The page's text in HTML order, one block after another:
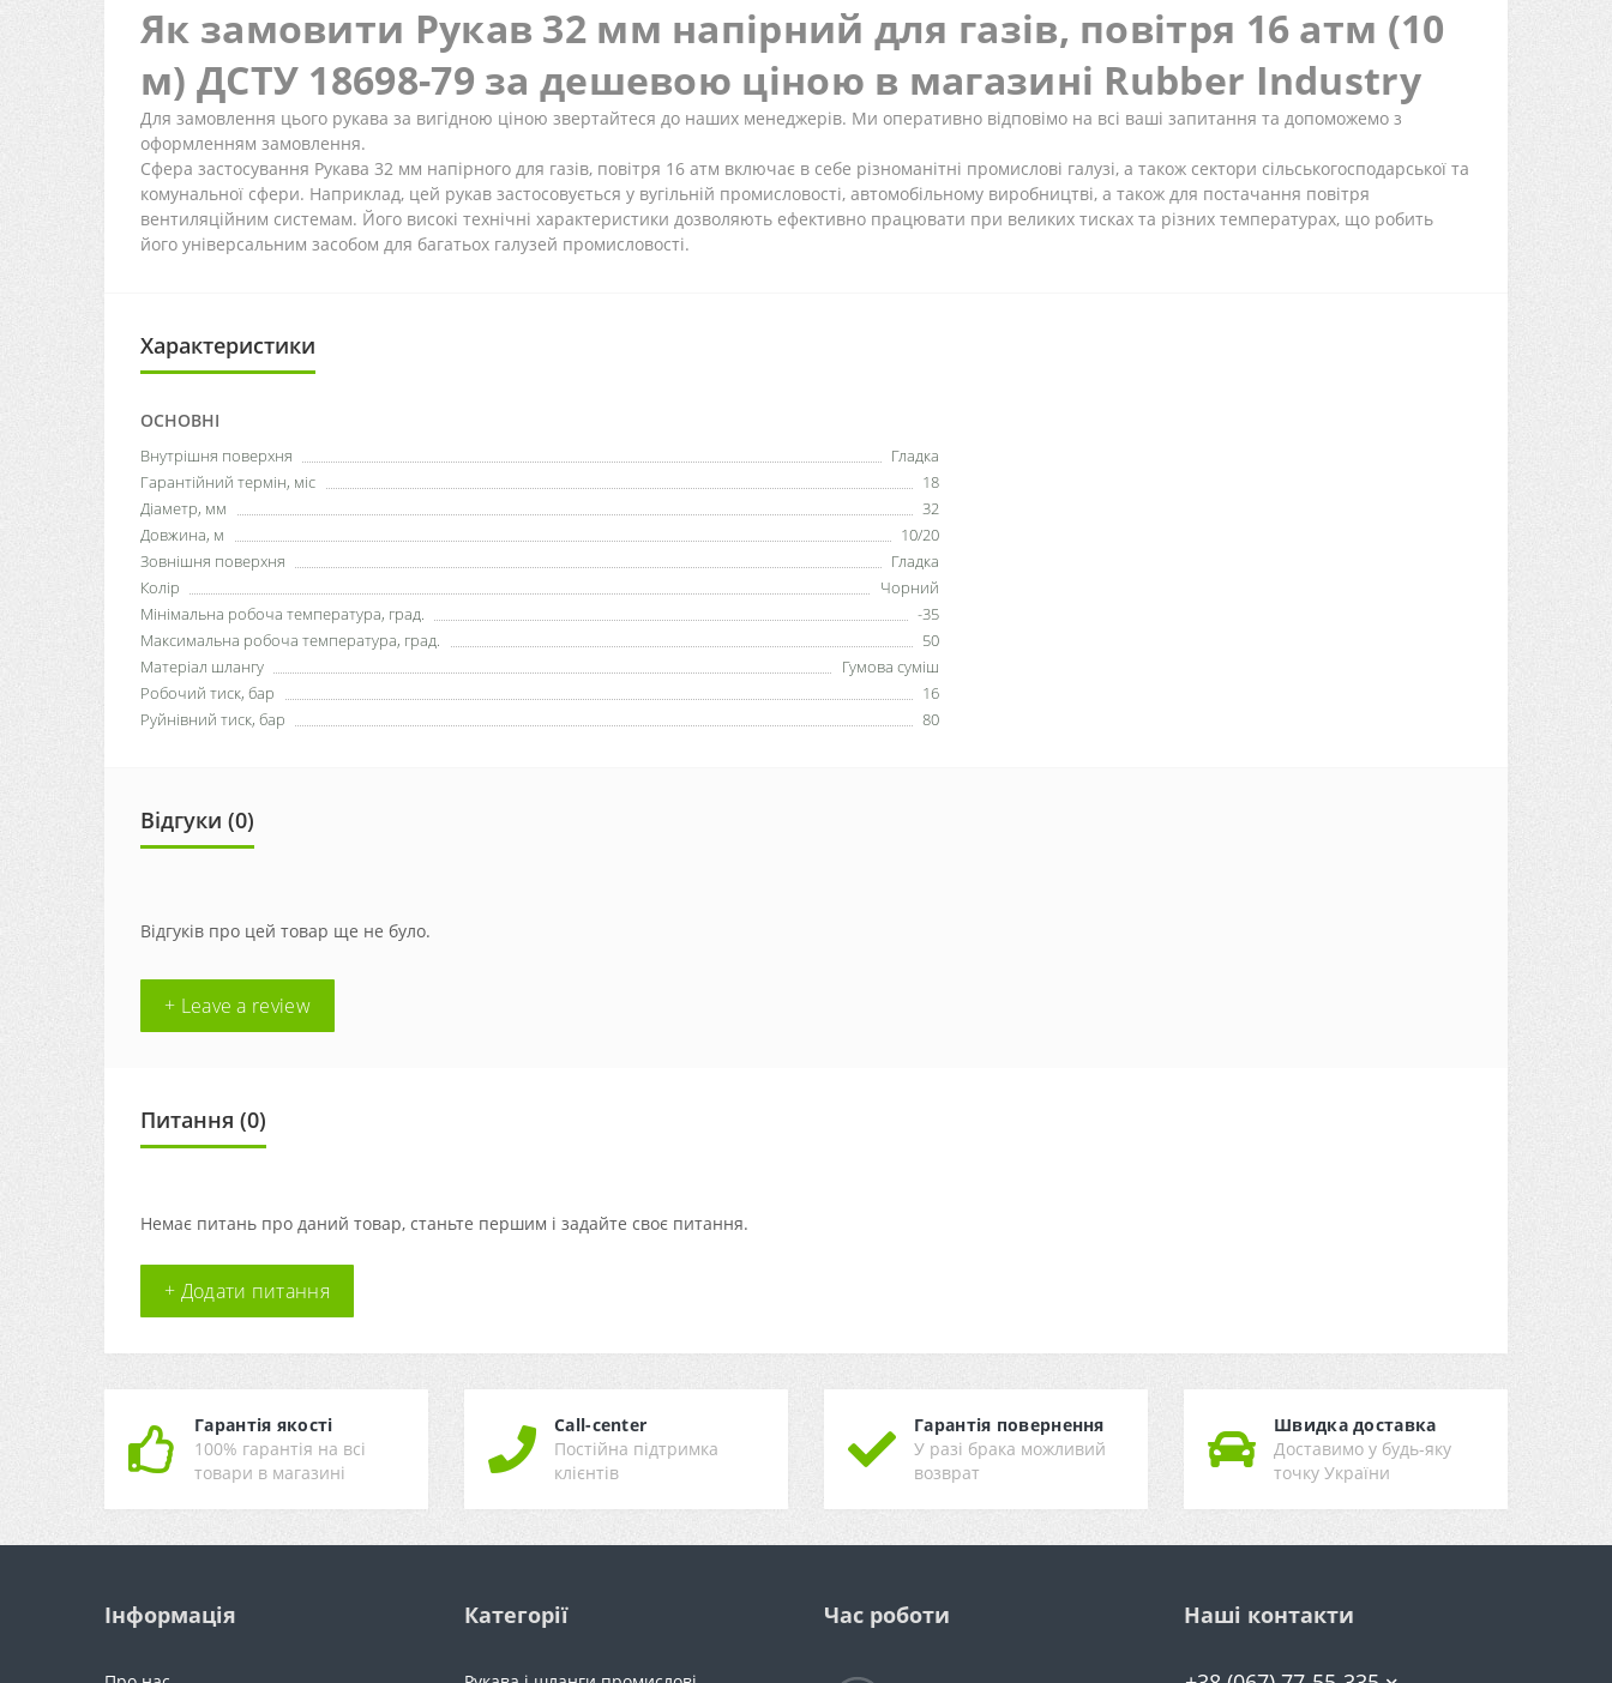
Як замовити Рукав 32 мм напірний для газів, повітря 16 атм (10
м) ДСТУ 18698-79 за дешевою ціною в магазині Rubber Industry
Для замовлення цього рукава за вигідною ціною звертайтеся до наших менеджерів. Ми оперативно відповімо на всі ваші запитання та допоможемо з
оформленням замовлення.
Сфера застосування Рукава 32 мм напірного для газів, повітря 16 атм включає в себе різноманітні промислові галузі, а також сектори сільськогосподарської та
комунальної сфери. Наприклад, цей рукав застосовується у вугільній промисловості, автомобільному виробництві, а також для постачання повітря
вентиляційним системам. Його високі технічні характеристики дозволяють ефективно працювати при великих тисках та різних температурах, що робить
його універсальним засобом для багатьох галузей промисловості.
Характеристики
ОСНОВНІ
Внутрішня поверхня
Гладка
Гарантійний термін, міс
18
Діаметр, мм
32
Довжина, м
10/20
Зовнішня поверхня
Гладка
Колір
Чорний
Мінімальна робоча температура, град.
-35
Максимальна робоча температура, град.
50
Матеріал шлангу
Гумова суміш
Робочий тиск, бар
16
Руйнівний тиск, бар
80
Відгуки (0)
Відгуків про цей товар ще не було.
+ Leave a review
Питання (0)
Немає питань про даний товар, станьте першим і задайте своє питання.
+ Додати питання
Гарантія якості
100% гарантія на всі
товари в магазині
Call-center
Постійна підтримка
клієнтів
Гарантія повернення
У разі брака можливий
возврат
Швидка доставка
Доставимо у будь-яку
точку України
Інформація Категорії Час роботи Наші контакти